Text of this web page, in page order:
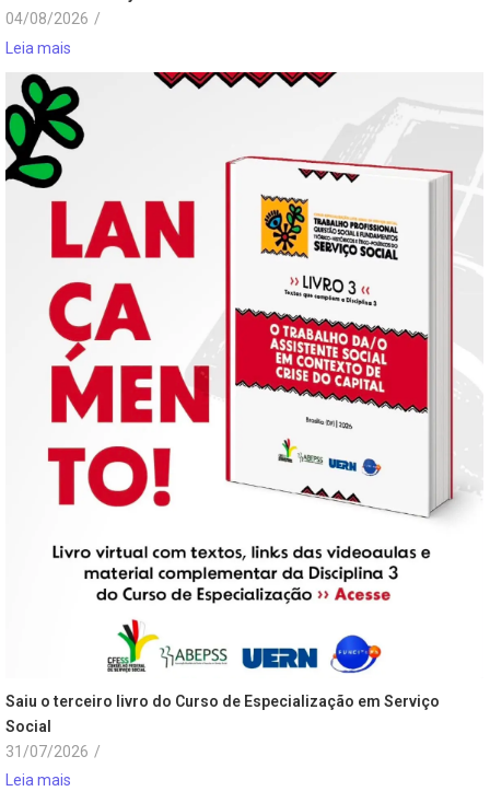
04/08/2026 /
Leia mais
Saiu o terceiro livro do Curso de Especialização em Serviço
Social
31/07/2026 /
Leia mais